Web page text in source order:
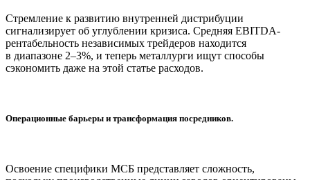
Стремление к развитию внутренней дистрибуции
сигнализирует об углублении кризиса. Средняя EBITDA-
рентабельность независимых трейдеров находится
в диапазоне 2–3%, и теперь металлурги ищут способы
сэкономить даже на этой статье расходов.
Операционные барьеры и трансформация посредников.
Освоение специфики МСБ представляет сложность,